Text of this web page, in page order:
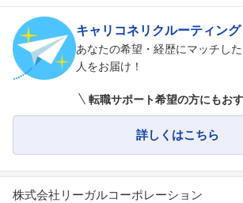
キャリコネリクルーティング
あなたの希望・経歴にマッチし
人をお届け！
転職サポート希望の方にもお
詳しくはこちら
株式会社リーガルコーポレーション